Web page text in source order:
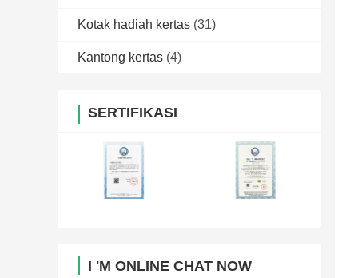
Kotak hadiah kertas (31)
Kantong kertas (4)
SERTIFIKASI
I 'M ONLINE CHAT NOW